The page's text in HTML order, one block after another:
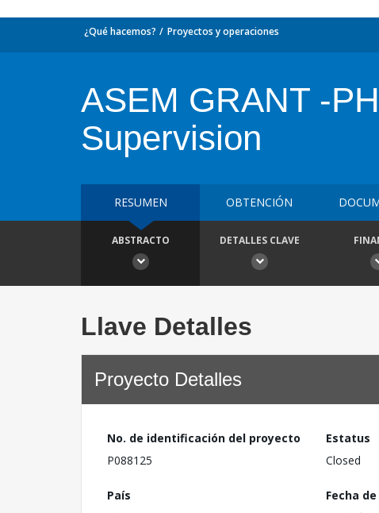
¿Qué hacemos? Proyectos y operaciones
ASEM GRANT -
Supervision
RESUMEN OBTENCIÓN
ABSTRACTO DETALLES CLAVE
Llave Detalles
Proyecto Detalles
No. de identificación del proyecto
P088125
Estatus
Closed
País
Fecha